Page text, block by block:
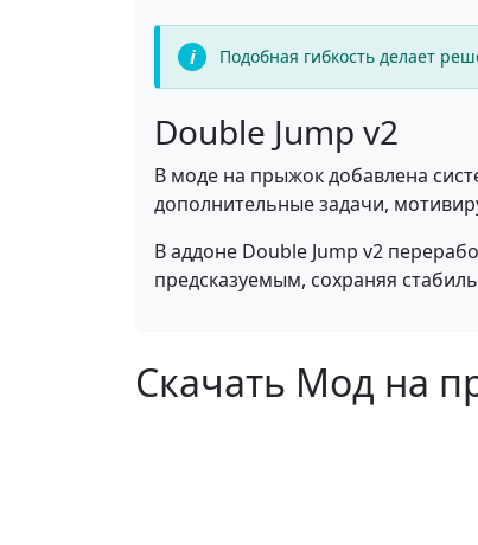
Подобная гибкость делает
Double Jump v2
В моде на прыжок добавлена
дополнительные задачи,
В аддоне Double Jump v2
предсказуемым, сохраняя
Скачать Мод на